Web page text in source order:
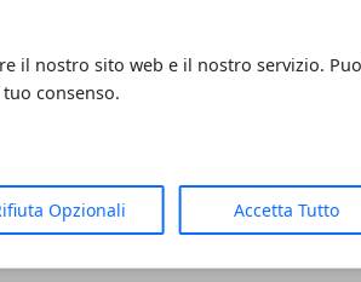
il nostro sito web e il nostro servizio.
consenso.
Opzionali Accetta Tutto
ottica, per
In linea generale si
per il gaming
velocità di